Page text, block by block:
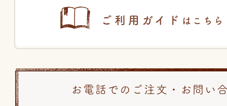
ご利用ガイド はこちら
お電話でのご注文・お問い